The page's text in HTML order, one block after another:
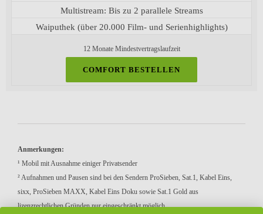
Multistream: Bis zu 2 parallele Streams
Waiputhek (über 20.000 Film- und Serienhighlights)
12 Monate Mindestvertragslaufzeit
COMFORT BESTELLEN
Anmerkungen:
¹ Mobil mit Ausnahme einiger Privatsender
² Aufnahmen und Pausen sind bei den Sendern ProSieben, Sat.1, Kabel Eins,
sixx, ProSieben MAXX, Kabel Eins Doku sowie Sat.1 Gold aus
lizenzrechtlichen Gründen nur eingeschränkt möglich.